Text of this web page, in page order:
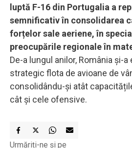
luptă F-16 din Portugalia a
semnificativ în consolidarea
forțelor sale aeriene, în
preocupările regionale în
De-a lungul anilor, România și-
strategic flota de avioane de
consolidându-și atât
cât și cele ofensive.
Urmăriți-ne și pe